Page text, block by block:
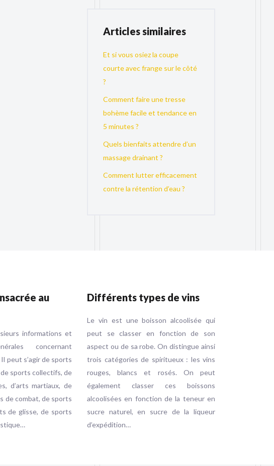
Articles similaires
Et si vous osiez la coupe
courte avec frange sur le côté
?
Comment faire une tresse
bohème facile et tendance en
5 minutes ?
Quels bienfaits attendre d’un
massage drainant ?
Comment lutter efficacement
contre la rétention d’eau ?
au
informations et
concernant
peut s’agir de sports
de sports collectifs, de
d’arts martiaux, de
de combat, de sports
de glisse, de sports
Différents types de vins
Le vin est une boisson alcoolisée qui
peut se classer en fonction de son
aspect ou de sa robe. On distingue ainsi
trois catégories de spiritueux : les vins
rouges, blancs et rosés. On peut
également classer ces boissons
alcoolisées en fonction de la teneur en
sucre naturel, en sucre de la liqueur
d’expédition…